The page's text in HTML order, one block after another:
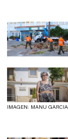
IMAGEN: MANU GARCIA